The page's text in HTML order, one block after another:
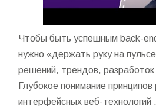
Чтобы быть успешным back-
нужно «держать руку на
решений, трендов, разработок
Глубокое понимание
интерфейсных веб-технологий